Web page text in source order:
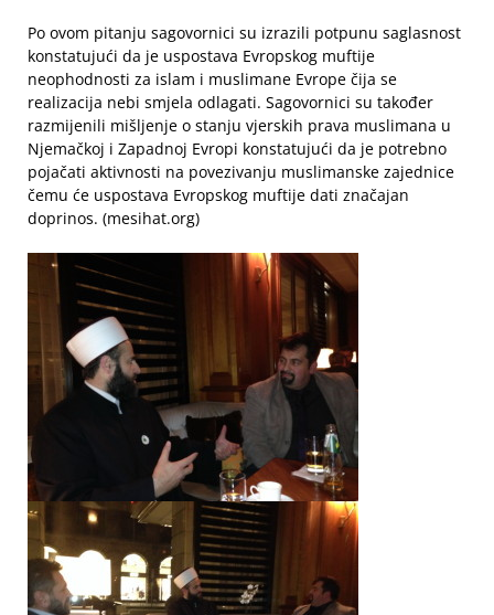
Po ovom pitanju sagovornici su izrazili potpunu saglasnost
konstatujući da je uspostava Evropskog muftije
neophodnosti za islam i muslimane Evrope čija se
realizacija nebi smjela odlagati. Sagovornici su također
razmijenili mišljenje o stanju vjerskih prava muslimana u
Njemačkoj i Zapadnoj Evropi konstatujući da je potrebno
pojačati aktivnosti na povezivanju muslimanske zajednice
čemu će uspostava Evropskog muftije dati značajan
doprinos. (mesihat.org)